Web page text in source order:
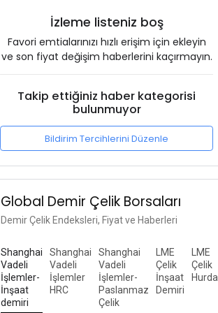
İzleme listeniz boş
Favori emtialarınızı hızlı erişim için ekleyin
ve son fiyat değişim haberlerini kaçırmayın.
Takip ettiğiniz haber kategorisi
bulunmuyor
Bildirim Tercihlerini Düzenle
Global Demir Çelik Borsaları
Demir Çelik Endeksleri, Fiyat ve Haberleri
Shanghai
Vadeli
İşlemler-
İnşaat
demiri
Shanghai
Vadeli
İşlemler
HRC
Shanghai
Vadeli
İşlemler-
Paslanmaz
Çelik
LME
Çelik
İnşaat
Demiri
LME
Çelik
Hurda